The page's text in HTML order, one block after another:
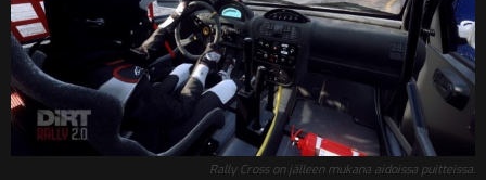
Rally Cross on jälleen mukana aidoissa puitteissa.